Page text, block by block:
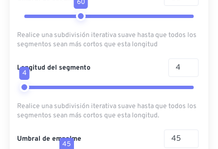
60
Realice una subdivisión iterativa suave hasta que todos los
segmentos sean más cortos que esta longitud
Longitud del segmento
4
Realice una subdivisión iterativa suave hasta que todos los
segmentos sean más cortos que esta longitud.
Umbral de empalme
45